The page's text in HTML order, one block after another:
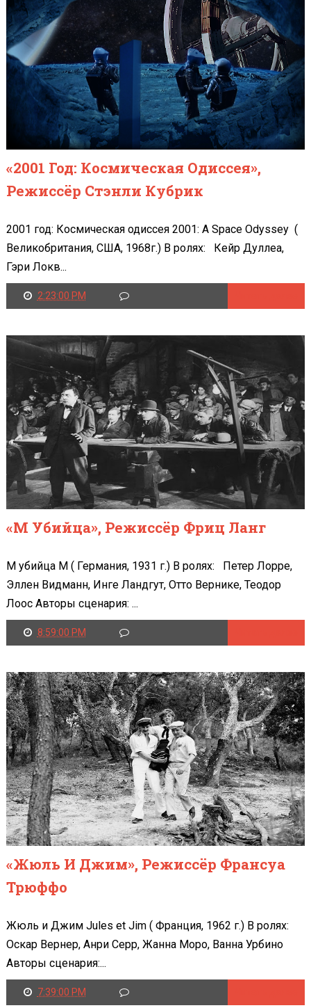
«2001 Год: Космическая Одиссея»,
Режиссёр Стэнли Кубрик
2001 год: Космическая одиссея 2001: A Space Odyssey (
Великобритания, США, 1968г.) В ролях: Кейр Дуллеа,
Гэри Локв...
2:23:00 PM
«М Убийца», Режиссёр Фриц Ланг
М убийца M ( Германия, 1931 г.) В ролях: Петер Лорре,
Эллен Видманн, Инге Ландгут, Отто Вернике, Теодор
Лоос Авторы сценария: ...
8:59:00 PM
«Жюль И Джим», Режиссёр Франсуа
Трюффо
Жюль и Джим Jules et Jim ( Франция, 1962 г.) В ролях:
Оскар Вернер, Анри Серр, Жанна Моро, Ванна Урбино
Авторы сценария:...
7:39:00 PM